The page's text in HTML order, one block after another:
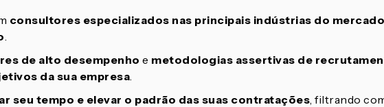
consultores especializados nas principais indústrias do mercado
.
de alto desempenho e metodologias assertivas de
da sua empresa.
seu tempo e elevar o padrão das suas contratações, filtrando